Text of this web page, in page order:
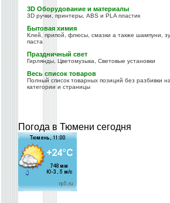
3D Оборудование и материалы
3D ручки, принтеры, ABS и PLA пластик
Бытовая химия
Клей, припой, флюсы, смазки а также шампуни,
паста
Праздничный свет
Гирлянды, Цветомузыка, Световые установки
Весь список товаров
Полный список товарных позиций без разбивки на
категории и страницы
Погода в Тюмени сегодня